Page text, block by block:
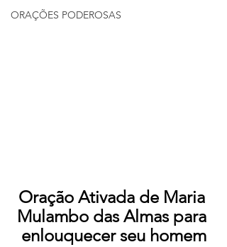
ORAÇÕES PODEROSAS
Oração Ativada de Maria
Mulambo das Almas para
enlouquecer seu homem